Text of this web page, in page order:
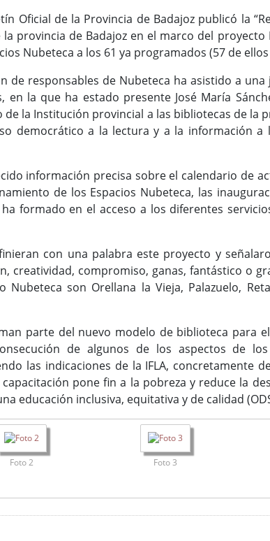
Oficial de la Provincia de Badajoz publicó la
provincia de Badajoz en el marco del proyecto
Nubeteca a los 61 ya programados (57 de
de responsables de Nubeteca ha asistido a
en la que ha estado presente José María
la Institución provincial a las bibliotecas de la
democrático a la lectura y a la información
información precisa sobre el calendario de
de los Espacios Nubeteca, las
formado en el acceso a los diferentes
con una palabra este proyecto y
creatividad, compromiso, ganas, fantástico o
son Orellana la Vieja, Palazuelo,
parte del nuevo modelo de biblioteca para
de algunos de los aspectos de
las indicaciones de la IFLA, concretamente
pone fin a la pobreza y reduce la
educación inclusiva, equitativa y de calidad
Foto 2 Foto 3